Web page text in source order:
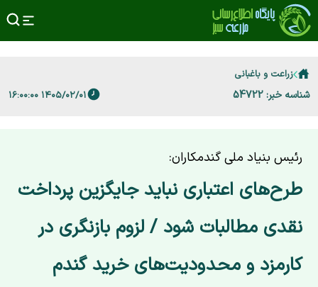
زراعت و باغبانی
شناسه خبر: 54722 ۱۴۰۵/۰۲/۰۱ ۱۶:۰۰:۰۰
رئیس بنیاد ملی گندمکاران:
طرح‌های اعتباری نباید جایگزین پرداخت
نقدی مطالبات شود / لزوم بازنگری در
کارمزد و محدودیت‌های خرید گندم